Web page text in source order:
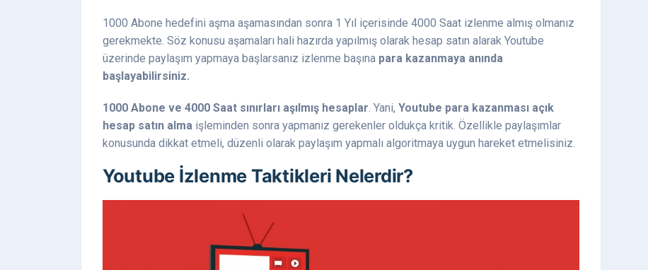
1000 Abone hedefini aşma aşamasından sonra 1 Yıl içerisinde 4000 Saat izlenme almış olmanız
gerekmekte. Söz konusu aşamaları hali hazırda yapılmış olarak hesap satın alarak Youtube
üzerinde paylaşım yapmaya başlarsanız izlenme başına para kazanmaya anında
başlayabilirsiniz.
1000 Abone ve 4000 Saat sınırları aşılmış hesaplar. Yani, Youtube para kazanması açık
hesap satın alma işleminden sonra yapmanız gerekenler oldukça kritik. Özellikle paylaşımlar
konusunda dikkat etmeli, düzenli olarak paylaşım yapmalı algoritmaya uygun hareket etmelisiniz.
Youtube İzlenme Taktikleri Nelerdir?